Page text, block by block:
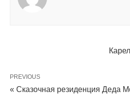
PREVIOUS
« Сказочная резиденция Деда